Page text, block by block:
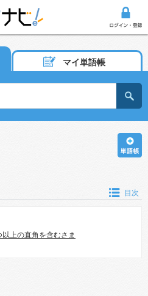
マイ単語帳
目次
上の直角を含むさま